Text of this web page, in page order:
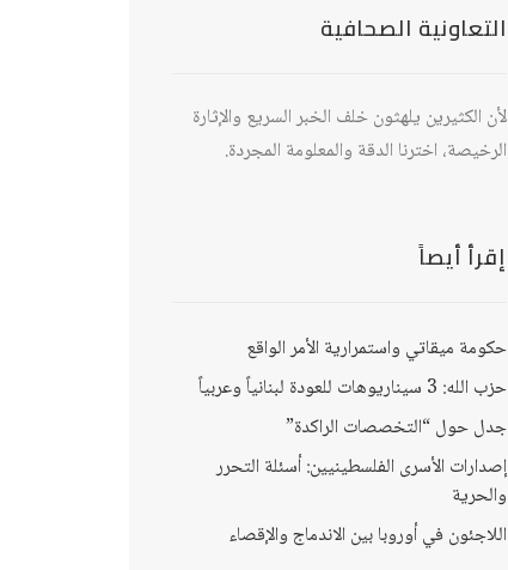
التعاونية الصحافية
لأن الكثيرين يلهثون خلف الخبر السريع والإثارة
الرخيصة، اخترنا الدقة والمعلومة المجردة.
إقرأ أيصاً
حكومة ميقاتي واستمرارية الأمر الواقع
حزب الله: 3 سيناريوهات للعودة لبنانياً وعربياً
جدل حول “التخصصات الراكدة”
إصدارات الأسرى الفلسطينيين: أسئلة التحرر
والحرية
اللاجئون في أوروبا بين الاندماج والإقصاء